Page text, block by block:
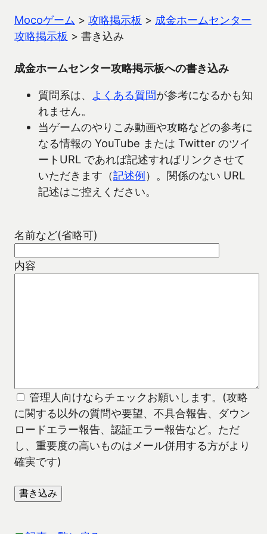
Mocoゲーム > 攻略掲示板 > 成金ホームセンター
攻略掲示板 > 書き込み
成金ホームセンター攻略掲示板への書き込み
質問系は、 よくある質問が参考になるかも知
れません。
当ゲームのやりこみ動画や攻略などの参考に
なる情報の YouTube または Twitter のツイ
ートURL であれば記述すればリンクさせて
いただきます（記述例）。関係のない URL
記述はご控えください。
名前など(省略可)
内容
管理人向けならチェックお願いします。(攻略
に関する以外の質問や要望、不具合報告、ダウン
ロードエラー報告、認証エラー報告など。ただ
し、重要度の高いものはメール併用する方がより
確実です)